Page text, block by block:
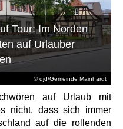
© djd/Gemeinde Mainhardt
Tour: Im Norden
auf Urlauber
auf Urlaub mit
nicht, dass sich immer
auf die rollenden